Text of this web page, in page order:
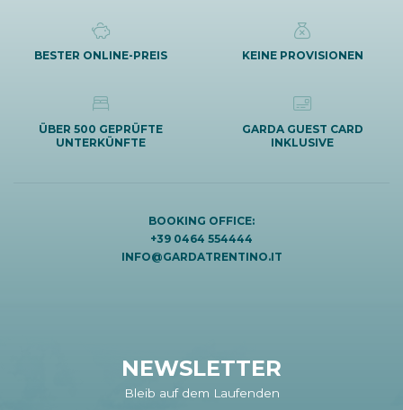
BESTER ONLINE-PREIS KEINE PROVISIONEN
ÜBER 500 GEPRÜFTE
UNTERKÜNFTE
GARDA GUEST CARD
INKLUSIVE
BOOKING OFFICE:
+39 0464 554444
INFO@GARDATRENTINO.IT
NEWSLETTER
Bleib auf dem Laufenden